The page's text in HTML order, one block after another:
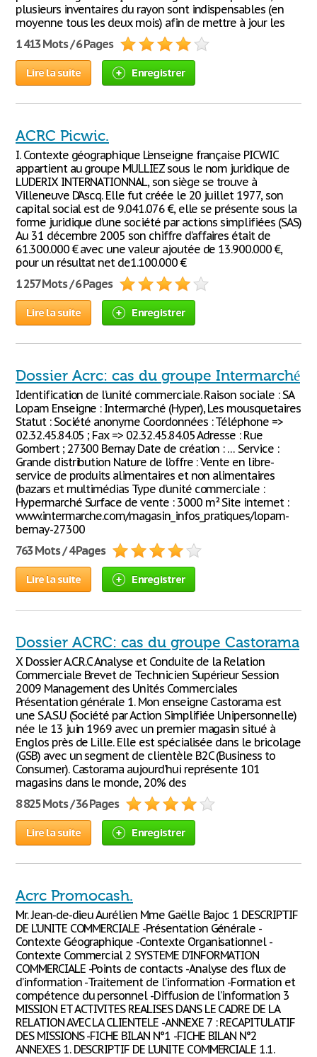
plusieurs inventaires du rayon sont indispensables (en
moyenne tous les deux mois) afin de mettre à jour les
1 413 Mots / 6 Pages
Lire la suite Enregistrer
ACRC Picwic.
I. Contexte géographique L’enseigne française PICWIC
appartient au groupe MULLIEZ sous le nom juridique de
LUDERIX INTERNATIONNAL, son siège se trouve à
Villeneuve D’Ascq. Elle fut créée le 20 juillet 1977, son
capital social est de 9.041.076 €, elle se présente sous la
forme juridique d’une société par actions simplifiées (SAS)
Au 31 décembre 2005 son chiffre d’affaires était de
61.300.000 € avec une valeur ajoutée de 13.900.000 €,
pour un résultat net de1.100.000 €
1 257 Mots / 6 Pages
Lire la suite Enregistrer
Dossier Acrc: cas du groupe Intermarché
Identification de l’unité commerciale. Raison sociale : SA
Lopam Enseigne : Intermarché (Hyper), Les mousquetaires
Statut : Société anonyme Coordonnées : Téléphone =>
02.32.45.84.05 ; Fax => 02.32.45.84.05 Adresse : Rue
Gombert ; 27300 Bernay Date de création : … Service :
Grande distribution Nature de l’offre : Vente en libre-
service de produits alimentaires et non alimentaires
(bazars et multimédias Type d’unité commerciale :
Hypermarché Surface de vente : 3000 m² Site internet :
www.intermarche.com/magasin_infos_pratiques/lopam-
bernay-27300
763 Mots / 4 Pages
Lire la suite Enregistrer
Dossier ACRC: cas du groupe Castorama
X Dossier A.C.R.C Analyse et Conduite de la Relation
Commerciale Brevet de Technicien Supérieur Session
2009 Management des Unités Commerciales
Présentation générale 1. Mon enseigne Castorama est
une S.A.S.U (Société par Action Simplifiée Unipersonnelle)
née le 13 juin 1969 avec un premier magasin situé à
Englos près de Lille. Elle est spécialisée dans le bricolage
(GSB) avec un segment de clientèle B2C (Business to
Consumer). Castorama aujourd’hui représente 101
magasins dans le monde, 20% des
8 825 Mots / 36 Pages
Lire la suite Enregistrer
Acrc Promocash.
Mr. Jean-de-dieu Aurélien Mme Gaëlle Bajoc 1 DESCRIPTIF
DE L’UNITE COMMERCIALE -Présentation Générale -
Contexte Géographique -Contexte Organisationnel -
Contexte Commercial 2 SYSTEME D’INFORMATION
COMMERCIALE -Points de contacts -Analyse des flux de
d’information -Traitement de l’information -Formation et
compétence du personnel -Diffusion de l’information 3
MISSION ET ACTIVITES REALISES DANS LE CADRE DE LA
RELATION AVEC LA CLIENTELE -ANNEXE 7 : RECAPITULATIF
DES MISSIONS -FICHE BILAN N°1 -FICHE BILAN N°2
ANNEXES 1. DESCRIPTIF DE L’UNITE COMMERCIALE 1.1.